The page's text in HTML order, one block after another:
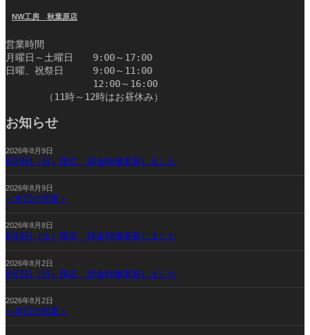
NW工房 秋葉原店
営業時間
月曜日～土曜日　　9:00～17:00
日曜、祝祭日　　　9:00～11:00
12:00～16:00
（11時～12時はお昼休み）
お知らせ
2026年8月9日
8月9日（日）限定 現金特価更新しました
2026年8月9日
＜本日の営業＞
2026年8月8日
8月8日（土）限定 現金特価更新しました
2026年8月2日
8月2日（日）限定 現金特価更新しました
2026年8月2日
＜本日の営業＞